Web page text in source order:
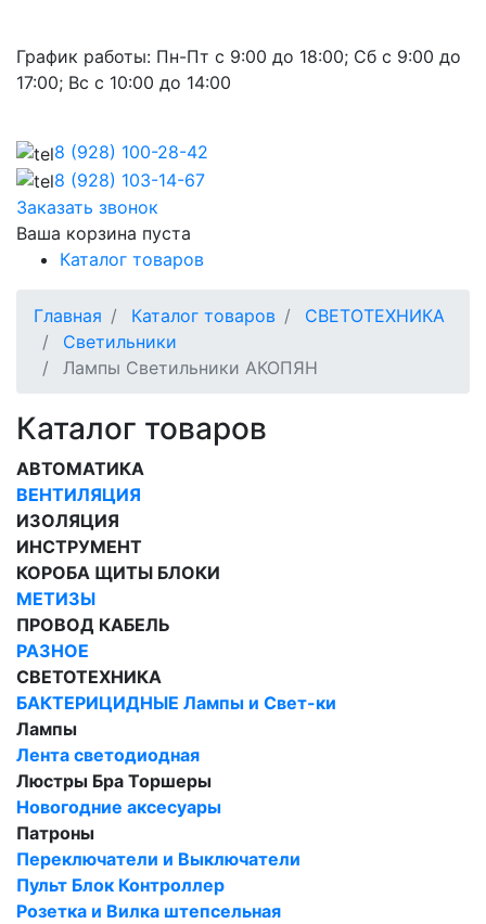
График работы: Пн-Пт с 9:00 до 18:00; Сб с 9:00 до
17:00; Вс с 10:00 до 14:00
8 (928) 100-28-42
8 (928) 103-14-67
Заказать звонок
Ваша корзина пуста
Каталог товаров
Главная Каталог товаров
СВЕТОТЕХНИКА
Светильники
Лампы Светильники АКОПЯН
Каталог товаров
АВТОМАТИКА
ВЕНТИЛЯЦИЯ
ИЗОЛЯЦИЯ
ИНСТРУМЕНТ
КОРОБА ЩИТЫ БЛОКИ
МЕТИЗЫ
ПРОВОД КАБЕЛЬ
РАЗНОЕ
СВЕТОТЕХНИКА
БАКТЕРИЦИДНЫЕ Лампы и Свет-ки
Лампы
Лента светодиодная
Люстры Бра Торшеры
Новогодние аксесуары
Патроны
Переключатели и Выключатели
Пульт Блок Контроллер
Розетка и Вилка штепсельная